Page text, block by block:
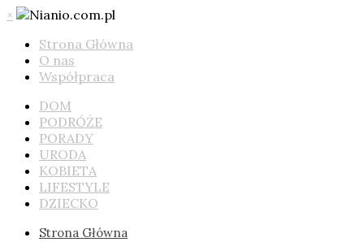
×
Strona Główna
O nas
Współpraca
DOM
PODRÓŻE
PORADY
URODA
KOBIETA
LIFESTYLE
DZIECKO
Strona Główna